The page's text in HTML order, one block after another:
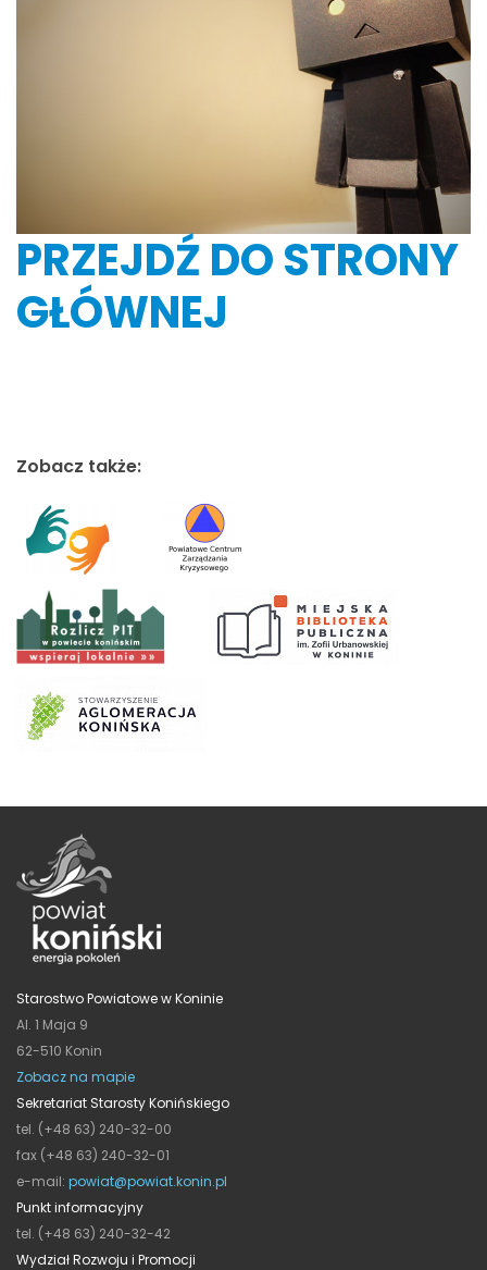
PRZEJDŹ DO STRONY
GŁÓWNEJ
Zobacz także:
Starostwo Powiatowe w Koninie
Al. 1 Maja 9
62-510 Konin
Zobacz na mapie
Sekretariat Starosty Konińskiego
tel. (+48 63) 240-32-00
fax (+48 63) 240-32-01
e-mail: powiat@powiat.konin.pl
Punkt informacyjny
tel. (+48 63) 240-32-42
Wydział Rozwoju i Promocji